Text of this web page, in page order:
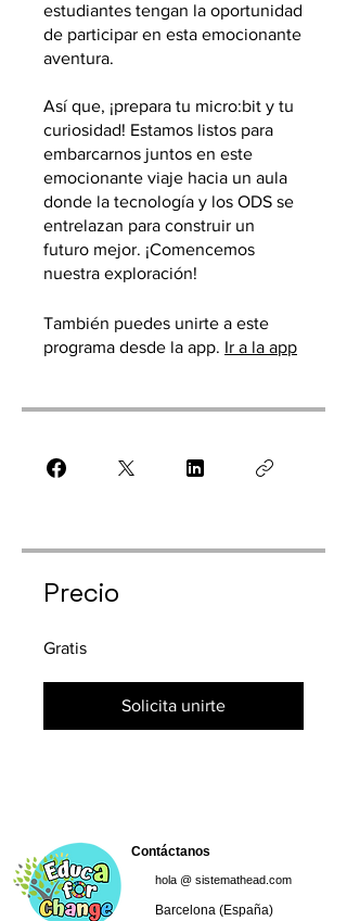
estudiantes tengan la oportunidad
de participar en esta emocionante
aventura.
Así que, ¡prepara tu micro:bit y tu
curiosidad! Estamos listos para
embarcarnos juntos en este
emocionante viaje hacia un aula
donde la tecnología y los ODS se
entrelazan para construir un
futuro mejor. ¡Comencemos
nuestra exploración!
También puedes unirte a este
programa desde la app. Ir a la app
Precio
Gratis
Solicita unirte
Contáctanos
hola @ sistemathead.com
Barcelona (España)